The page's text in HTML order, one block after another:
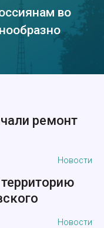
во
ремонт
Новости
Новости